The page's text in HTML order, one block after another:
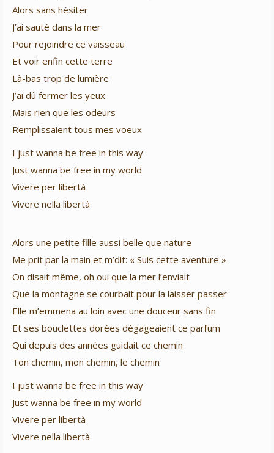
Alors sans hésiter
J’ai sauté dans la mer
Pour rejoindre ce vaisseau
Et voir enfin cette terre
Là-bas trop de lumière
J’ai dû fermer les yeux
Mais rien que les odeurs
Remplissaient tous mes voeux
I just wanna be free in this way
Just wanna be free in my world
Vivere per libertà
Vivere nella libertà
Alors une petite fille aussi belle que nature
Me prit par la main et m’dit: « Suis cette aventure »
On disait même, oh oui que la mer l’enviait
Que la montagne se courbait pour la laisser passer
Elle m’emmena au loin avec une douceur sans fin
Et ses bouclettes dorées dégageaient ce parfum
Qui depuis des années guidait ce chemin
Ton chemin, mon chemin, le chemin
I just wanna be free in this way
Just wanna be free in my world
Vivere per libertà
Vivere nella libertà